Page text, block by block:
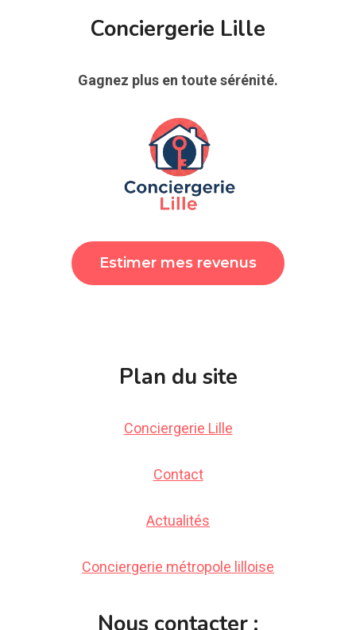
Conciergerie Lille
Gagnez plus en toute sérénité.
Estimer mes revenus
Plan du site
Conciergerie Lille
Contact
Actualités
Conciergerie métropole lilloise
Nous contacter :